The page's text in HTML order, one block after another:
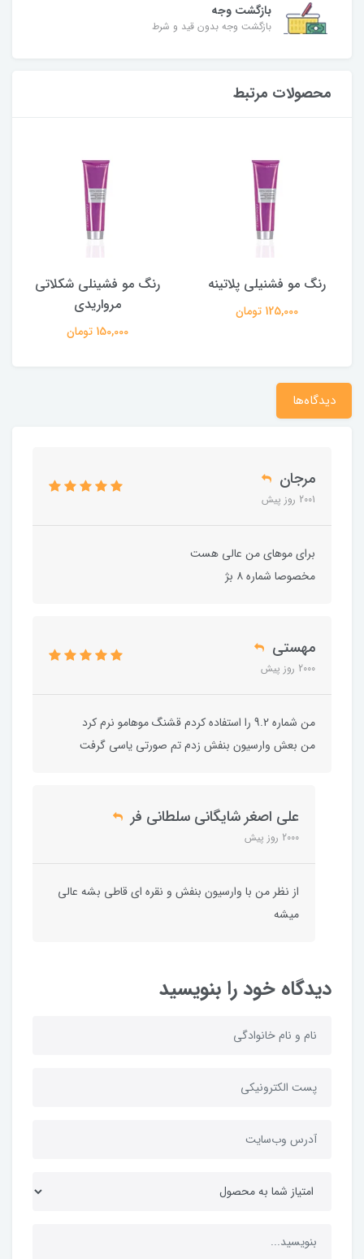
بازگشت وجه
بازگشت وجه بدون قید و شرط
محصولات مرتبط
رنگ مو فشنیلی پلاتینه
125,000 تومان
رنگ مو فشینلی شکلاتی
مرواریدی
150,000 تومان
دیدگاه‌ها
مرجان
2001 روز پیش
برای موهای من عالی هست
مخصوصا شماره ۸ بژ
مهستی
2000 روز پیش
من شماره 9.2 را استفاده کردم قشنگ موهامو نرم کرد
من بعش وارسیون بنفش زدم تم صورتی یاسی گرفت
علی اصغر شایگانی سلطانی فر
2000 روز پیش
از نظر من با وارسیون بنفش و نقره ای قاطی بشه عالی
میشه
دیدگاه خود را بنویسید